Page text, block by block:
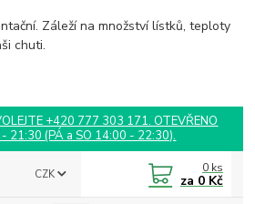
Záleží na množství lístků, teploty
chuti.
+420 777 303 171. OTEVŘENO
21:30 (PÁ a SO 14:00 - 22:30).
CZK 0 ks
za 0 Kč